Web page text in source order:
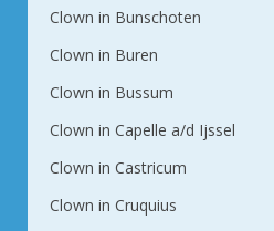
Clown in Bunschoten
Clown in Buren
Clown in Bussum
Clown in Capelle a/d Ijssel
Clown in Castricum
Clown in Cruquius